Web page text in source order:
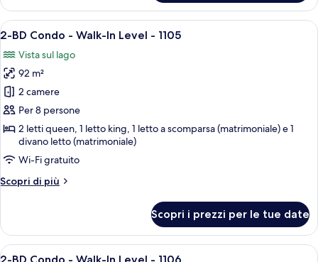
lago
Deluxe,
camere
letto,
lato
lago
Apri
tutte
le
foto
per
2-
BD
Condo
-
Walk-
In
-
1105
Un soggiorno con due divani in
21
2-BD Condo - Walk-In Level - 1105
Vista sul lago
92 m²
2 camere
Per 8 persone
2 letti queen, 1 letto king, 1 letto a scomparsa (matrimoniale) e 1
divano letto (matrimoniale)
Wi-Fi gratuito
Scopri di più
Altri
BD
Condo
-
Scopri i prezzi per le tue date
Apri
Una camera da letto con un letto in
20